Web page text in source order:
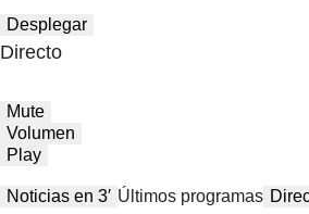
Desplegar
Directo
Mute
Volumen
Play
Noticias en 3′ Últimos programas